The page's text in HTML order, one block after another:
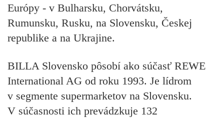
Európy - v Bulharsku, Chorvátsku,
Rumunsku, Rusku, na Slovensku, Českej
republike a na Ukrajine.
BILLA Slovensko pôsobí ako súčasť REWE
International AG od roku 1993. Je lídrom
v segmente supermarketov na Slovensku.
V súčasnosti ich prevádzkuje 132